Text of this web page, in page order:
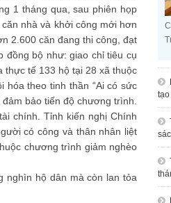
1 tháng qua, sau phiên họp
nhà và khởi công mới hơn
2.600 căn đang thi công, đạt
đồng bộ như: giao chỉ tiêu cụ
thực tế 133 hộ tại 28 xã thuộc
hóa theo tinh thần “Ai có sức
bảo tiến độ chương trình.
chính. Tỉnh kiến nghị Chính
có công và thân nhân liệt
chương trình giảm nghèo
nghìn hộ dân mà còn lan tỏa